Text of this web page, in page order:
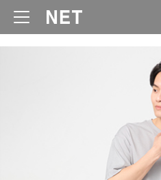
WOMEN MEN